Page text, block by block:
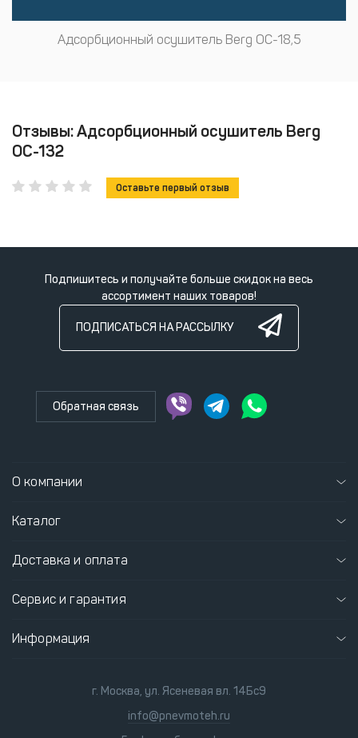
Адсорбционный осушитель Berg ОС-18,5
Отзывы: Адсорбционный осушитель Berg
ОС-132
Оставьте первый отзыв
Подпишитесь и получайте больше скидок на весь
ассортимент наших товаров!
ПОДПИСАТЬСЯ НА РАССЫЛКУ
Обратная связь
О компании
Каталог
Доставка и оплата
Сервис и гарантия
Информация
г. Москва, ул. Ясеневая вл. 14Бс9
info@pnevmoteh.ru